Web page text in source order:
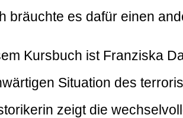
bräuchte es dafür einen
Kursbuch ist Franziska
Situation des
zeigt die